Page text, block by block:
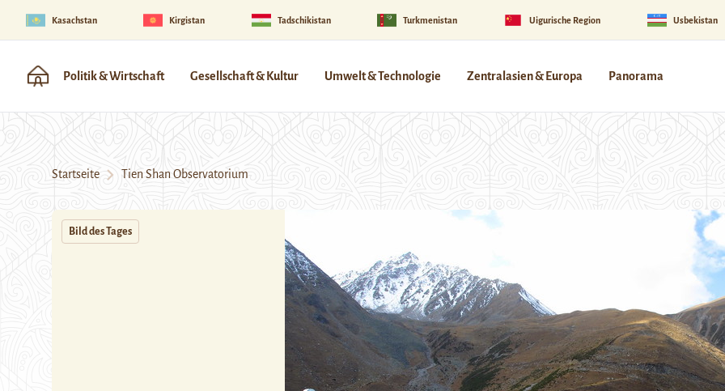
Kasachstan Kirgistan Tadschikistan Turkmenistan Uigurische Region Usbekistan
Politik & Wirtschaft Gesellschaft & Kultur Umwelt & Technologie Zentralasien & Europa Panorama
Startseite Tien Shan Observatorium
Bild des Tages